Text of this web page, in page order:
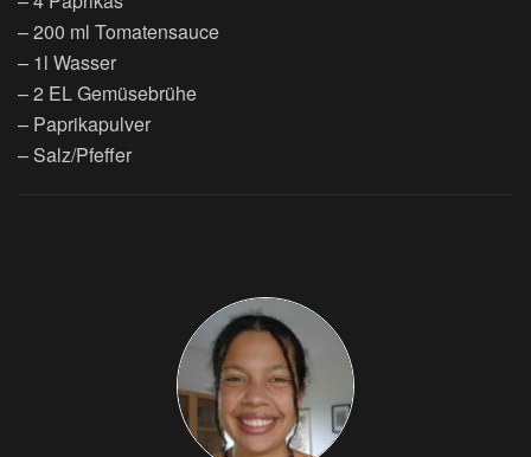
– 200 ml Tomatensauce
– 1l Wasser
– 2 EL Gemüsebrühe
– Paprikapulver
– Salz/Pfeffer